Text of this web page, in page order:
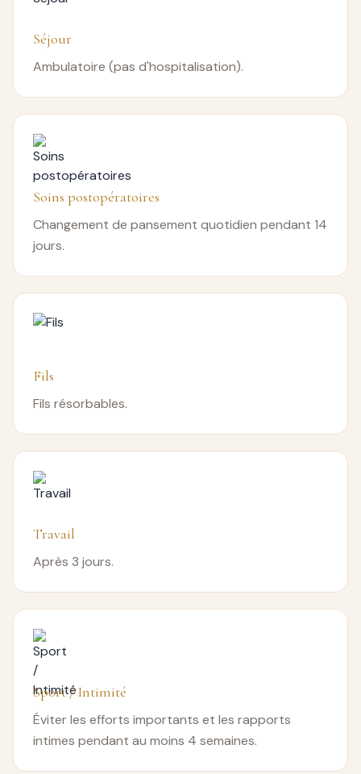
Séjour
Ambulatoire (pas d'hospitalisation).
Soins postopératoires
Changement de pansement quotidien pendant 14
jours.
Fils
Fils résorbables.
Travail
Après 3 jours.
Sport / Intimité
Éviter les efforts importants et les rapports
intimes pendant au moins 4 semaines.